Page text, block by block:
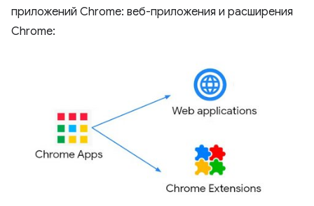
приложений Chrome: веб-приложения и расширения
Chrome: